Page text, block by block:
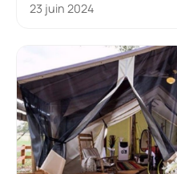
23 juin 2024